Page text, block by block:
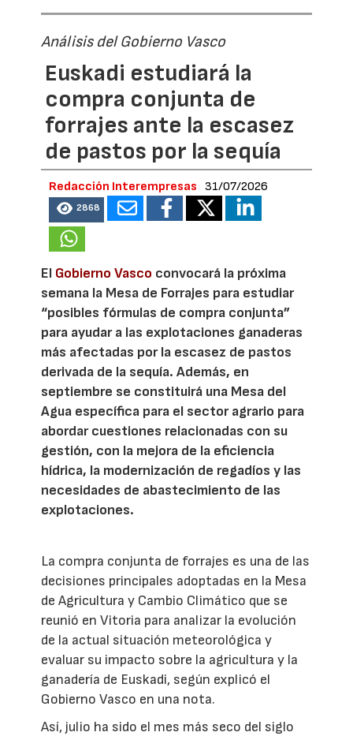
Análisis del Gobierno Vasco
Euskadi estudiará la
compra conjunta de
forrajes ante la escasez
de pastos por la sequía
Redacción Interempresas 31/07/2026
2868
El Gobierno Vasco convocará la próxima
semana la Mesa de Forrajes para estudiar
“posibles fórmulas de compra conjunta”
para ayudar a las explotaciones ganaderas
más afectadas por la escasez de pastos
derivada de la sequía. Además, en
septiembre se constituirá una Mesa del
Agua específica para el sector agrario para
abordar cuestiones relacionadas con su
gestión, con la mejora de la eficiencia
hídrica, la modernización de regadíos y las
necesidades de abastecimiento de las
explotaciones.
La compra conjunta de forrajes es una de las
decisiones principales adoptadas en la Mesa
de Agricultura y Cambio Climático que se
reunió en Vitoria para analizar la evolución
de la actual situación meteorológica y
evaluar su impacto sobre la agricultura y la
ganadería de Euskadi, según explicó el
Gobierno Vasco en una nota.
Así, julio ha sido el mes más seco del siglo